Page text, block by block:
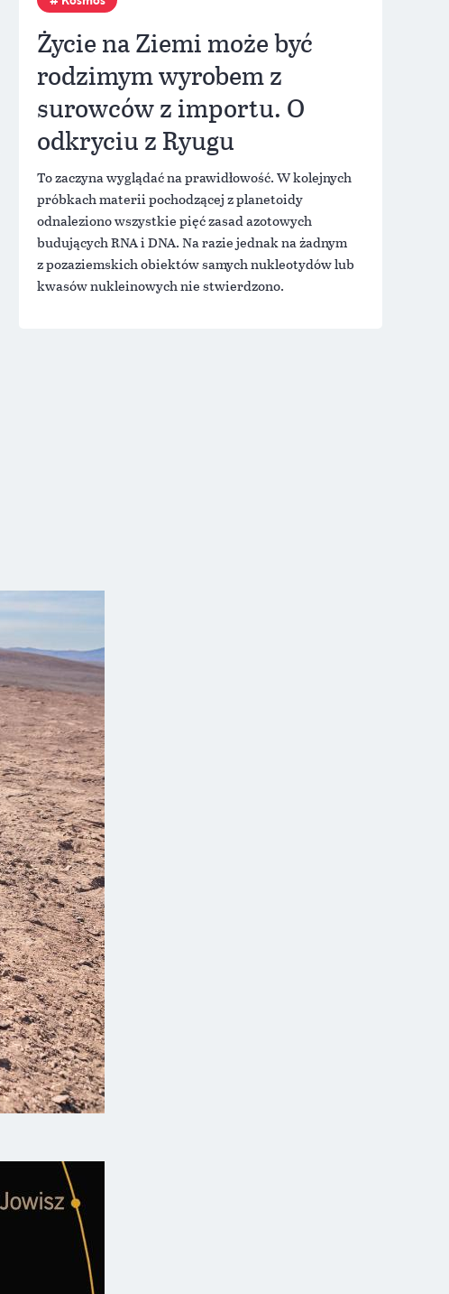
Życie na Ziemi może być
rodzimym wyrobem z
surowców z importu. O
odkryciu z Ryugu
To zaczyna wyglądać na prawidłowość. W kolejnych
próbkach materii pochodzącej z planetoidy
odnaleziono wszystkie pięć zasad azotowych
budujących RNA i DNA. Na razie jednak na żadnym
z pozaziemskich obiektów samych nukleotydów lub
kwasów nukleinowych nie stwierdzono.